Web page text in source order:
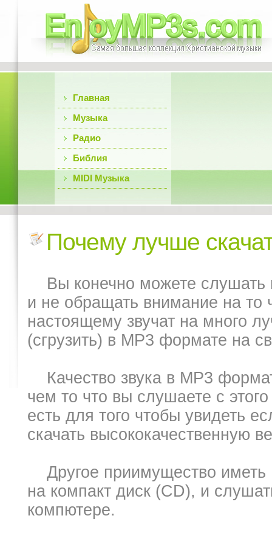
Главная
Музыка
Радио
Библия
MIDI Музыка
Почему лучше
Вы конечно можете слушать
и не обращать внимание на то
настоящему звучат на много
(сгрузить) в MP3 формате на
Качество звука в MP3
чем то что вы слушаете с
есть для того чтобы увидеть
скачать высококачественную
Другое приимущество иметь
на компакт диск (CD), и
компютере.